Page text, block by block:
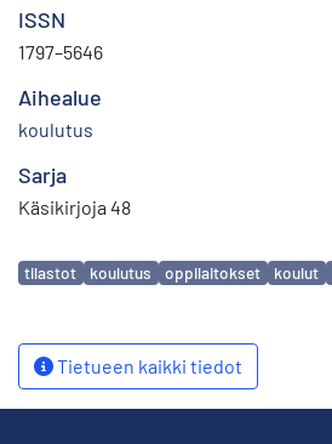
ISSN
1797–5646
Aihealue
koulutus
Sarja
Käsikirjoja 48
Avainsanat
tilastot koulutus oppilaitokset koulut
Tietueen kaikki tiedot